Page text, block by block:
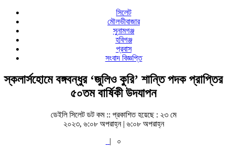
সিলেট
মৌলভীবাজার
সুনামগঞ্জ
হবিগঞ্জ
প্রবাস
সংবাদ বিজ্ঞপ্তি
স্কলার্সহোমে বঙ্গবন্ধুর ‘জুলিও কুরি’ শান্তি পদক প্রাপ্তির
৫০তম বার্ষিকী উদযাপন
ডেইলি সিলেট ডট কম :: প্রকাশিত হয়েছে : ২৩ মে
২০২৩, ৬:০৮ অপরাহ্ন | ৬:০৮ অপরাহ্ন
|
০